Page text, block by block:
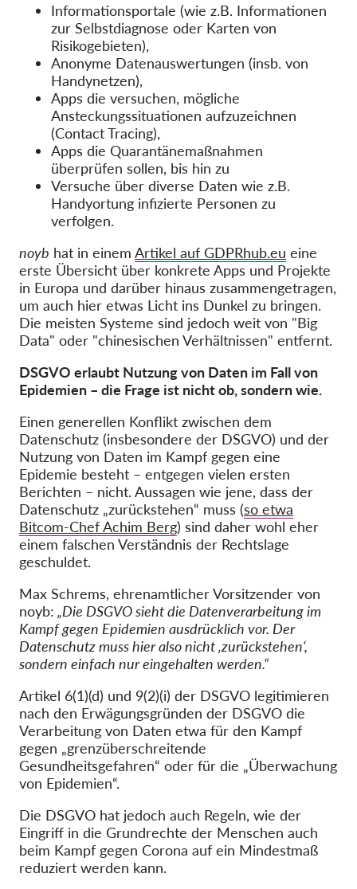
Informationsportale (wie z.B. Informationen
zur Selbstdiagnose oder Karten von
Risikogebieten),
Anonyme Datenauswertungen (insb. von
Handynetzen),
Apps die versuchen, mögliche
Ansteckungssituationen aufzuzeichnen
(Contact Tracing),
Apps die Quarantänemaßnahmen
überprüfen sollen, bis hin zu
Versuche über diverse Daten wie z.B.
Handyortung infizierte Personen zu
verfolgen.
noyb hat in einem Artikel auf GDPRhub.eu eine
erste Übersicht über konkrete Apps und Projekte
in Europa und darüber hinaus zusammengetragen,
um auch hier etwas Licht ins Dunkel zu bringen.
Die meisten Systeme sind jedoch weit von "Big
Data" oder "chinesischen Verhältnissen" entfernt.
DSGVO erlaubt Nutzung von Daten im Fall von
Epidemien – die Frage ist nicht ob, sondern wie.
Einen generellen Konflikt zwischen dem
Datenschutz (insbesondere der DSGVO) und der
Nutzung von Daten im Kampf gegen eine
Epidemie besteht – entgegen vielen ersten
Berichten – nicht. Aussagen wie jene, dass der
Datenschutz „zurückstehen“ muss (so etwa
Bitcom-Chef Achim Berg) sind daher wohl eher
einem falschen Verständnis der Rechtslage
geschuldet.
Max Schrems, ehrenamtlicher Vorsitzender von
noyb: „Die DSGVO sieht die Datenverarbeitung im
Kampf gegen Epidemien ausdrücklich vor. Der
Datenschutz muss hier also nicht ‚zurückstehen‘,
sondern einfach nur eingehalten werden.“
Artikel 6(1)(d) und 9(2)(i) der DSGVO legitimieren
nach den Erwägungsgründen der DSGVO die
Verarbeitung von Daten etwa für den Kampf
gegen „grenzüberschreitende
Gesundheitsgefahren“ oder für die „Überwachung
von Epidemien“.
Die DSGVO hat jedoch auch Regeln, wie der
Eingriff in die Grundrechte der Menschen auch
beim Kampf gegen Corona auf ein Mindestmaß
reduziert werden kann.